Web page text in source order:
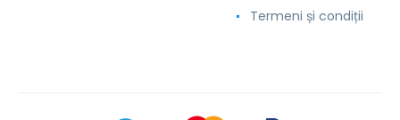
Termeni și condiții